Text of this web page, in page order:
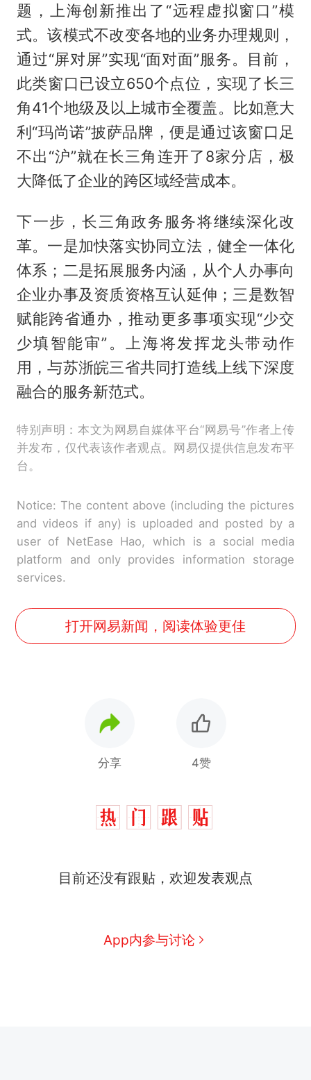
题，上海创新推出了“远程虚拟窗口”模
式。该模式不改变各地的业务办理规则，
通过“屏对屏”实现“面对面”服务。目前，
此类窗口已设立650个点位，实现了长三
角41个地级及以上城市全覆盖。比如意大
利“玛尚诺”披萨品牌，便是通过该窗口足
不出“沪”就在长三角连开了8家分店，极
大降低了企业的跨区域经营成本。
下一步，长三角政务服务将继续深化改
革。一是加快落实协同立法，健全一体化
体系；二是拓展服务内涵，从个人办事向
企业办事及资质资格互认延伸；三是数智
赋能跨省通办，推动更多事项实现“少交
少填智能审”。上海将发挥龙头带动作
用，与苏浙皖三省共同打造线上线下深度
融合的服务新范式。
特别声明：本文为网易自媒体平台“网易号”作者上传
并发布，仅代表该作者观点。网易仅提供信息发布平
台。
Notice: The content above (including the pictures
and videos if any) is uploaded and posted by a
user of NetEase Hao, which is a social media
platform and only provides information storage
services.
打开网易新闻，阅读体验更佳
分享 4赞
目前还没有跟贴，欢迎发表观点
App内参与讨论